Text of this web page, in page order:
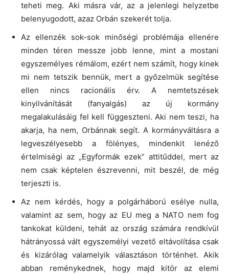
teheti meg. Aki másra vár, az a jelenlegi helyzetbe
belenyugodott, azaz Orbán szekerét tolja.
Az ellenzék sok-sok minőségi problémája ellenére
minden téren messze jobb lenne, mint a mostani
egyszemélyes rémálom, ezért nem számít, hogy kinek
mi nem tetszik bennük, mert a győzelmük segítése
ellen nincs racionális érv. A nemtetszések
kinyilvánítását (fanyalgás) az új kormány
megalakulásáig fel kell függeszteni. Aki nem teszi, ha
akarja, ha nem, Orbánnak segít. A kormányváltásra a
legveszélyesebb a fölényes, mindenkit lenéző
értelmiségi az „Egyformák ezek” attitűddel, mert az
nem csak képtelen észrevenni, mit beszél, de még
terjeszti is.
Az nem kérdés, hogy a polgárháború esélye nulla,
valamint az sem, hogy az EU meg a NATO nem fog
tankokat küldeni, tehát az ország számára rendkívül
hátrányossá vált egyszemélyi vezető eltávolítása csak
és kizárólag valamelyik választáson történhet. Akik
abban reménykednek, hogy majd kitör az elemi